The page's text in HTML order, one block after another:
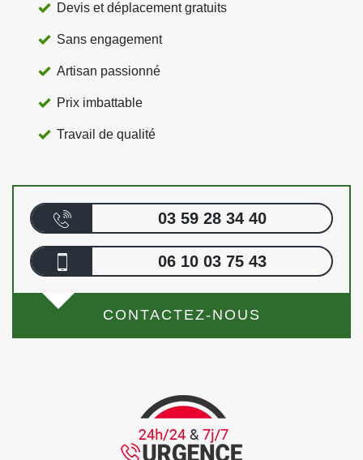
Devis et déplacement gratuits
Sans engagement
Artisan passionné
Prix imbattable
Travail de qualité
03 59 28 34 40
06 10 03 75 43
CONTACTEZ-NOUS